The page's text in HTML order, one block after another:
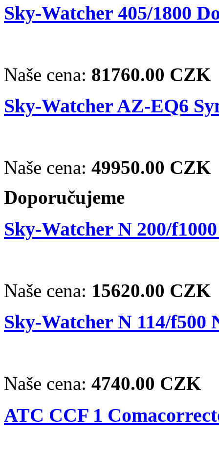
Sky-Watcher 405/1800
Naše cena: 81760.00 CZK
Sky-Watcher AZ-EQ6
Naše cena: 49950.00 CZK
Doporučujeme
Sky-Watcher N 200/
Naše cena: 15620.00 CZK
Sky-Watcher N 114/f500
Naše cena: 4740.00 CZK
ATC CCF 1